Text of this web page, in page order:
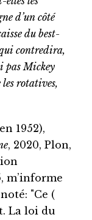
d’un côté
du best-
contredira,
pas Mickey
rotatives,
1952),
, 2020, Plon,
m’informe
"Ce (
La loi du